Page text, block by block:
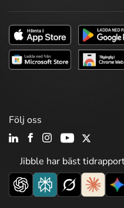
Jibble har bäst
Följ oss